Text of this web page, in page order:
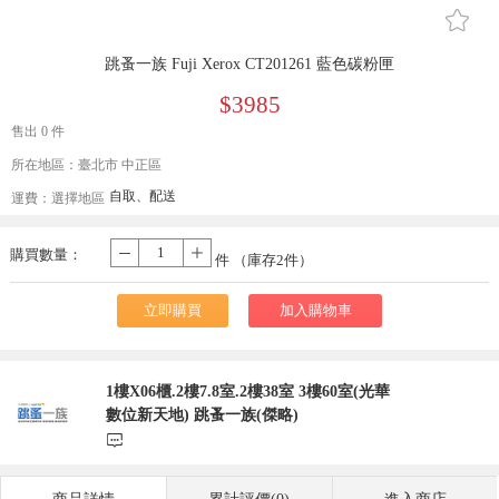
󰄔
跳蚤一族 Fuji Xerox CT201261 藍色碳粉匣
$3985
售出 0 件
所在地區：臺北市 中正區
運費： 選擇地區 自取、配送
購買數量：
- 件 （庫存2件）
立即購買 加入購物車
1樓X06櫃.2樓7.8室.2樓38室 3樓60室(光華
數位新天地) 跳蚤一族(傑略)
󰃨